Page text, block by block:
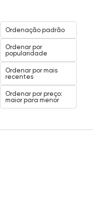
Ordenação padrão
Ordenar por
popularidade
Ordenar por mais
recentes
Ordenar por preço:
maior para menor